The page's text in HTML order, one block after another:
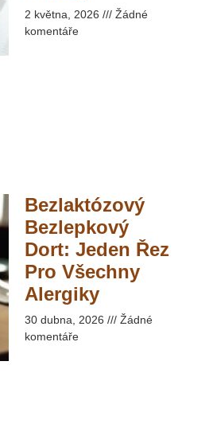
2 května, 2026
Žádné
komentáře
Bezlaktózový
Bezlepkový
Dort: Jeden Řez
Pro Všechny
Alergiky​
30 dubna, 2026
Žádné
komentáře